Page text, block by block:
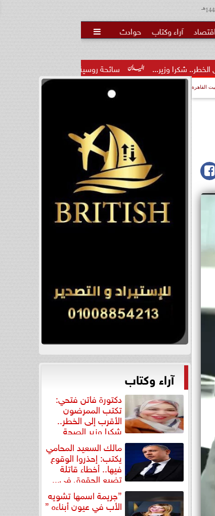
هـ
آراء وكتاب حوادث 
سائحة روسية لـ”مراسي”: الغردقة تجمع بين الموقع
القاهرة
آراء وكتاب
دكتورة فاتن فتحي:
تكتب الممرضون
الأقرب إلى الخطر..
شكرا وزير الصحة
لتكريم... مالك السعيد المحامي
يكتب: إحذروا الوقوع
فيها.. أخطاء قاتلة
تضيع الحقوق في...
”جريمة اسمها تشويه
الأب في عيون أبناءه ”